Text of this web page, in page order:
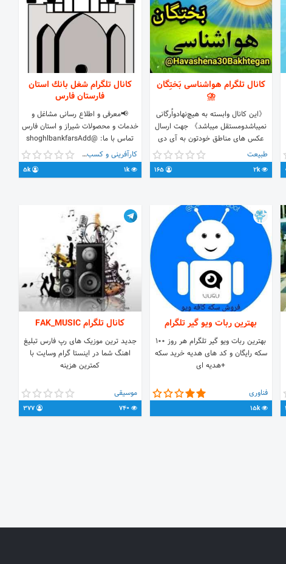
کانال تلگرام هواشناسی بَختِگان
⛈
《این کانال وابسته به هیچ‌نهادواُرگانی
نمیباشدومستقل میباشد》 جهت‌ ارسال
عکس های مناطق خودتون به آی دی
زیرمراجعه‌کنید @Alish1605 تاسیس
1395/11/28 《حمایت ازدریاچه
َبختِگان》 Tag 👇
طبیعت
2k
165
کانال تلگرام شغل بانك استان
فارستان فارس
📢معرفی و اطلاع رسانی مشاغل و
خدمات و محصولات شیراز و استان فارس
تماس با ما: @shoghlbankfarsAdd
بخش دریافت آگهی ها :
@shoghlbankfarsposhtiban کد
شامد 1-1-294708-61-4-1
کارآفرینی و کسب و کار
1k
5k
بهترین ربات ویو گیر تلگرام
بهترین ربات ویو گیر تلگرام هر روز ۱۰۰
سکه رایگان و کد های هدیه خرید سکه
+هدیه ای
فناوری
15k
کانال تلگرام FAK_MUSIC
جدید ترین موزیک های رپ فارس تبلیغ
اهنگ شما در اینستا گرام وسایت با
کمترین هزینه
موسیقی
740
377